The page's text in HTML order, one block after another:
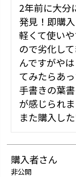
2年前に大分
発見！即購入
軽くて使い
ので劣化し
んですがや
てみたらあ
手書きの葉
が感じられま
また購入し
購入者
非公開